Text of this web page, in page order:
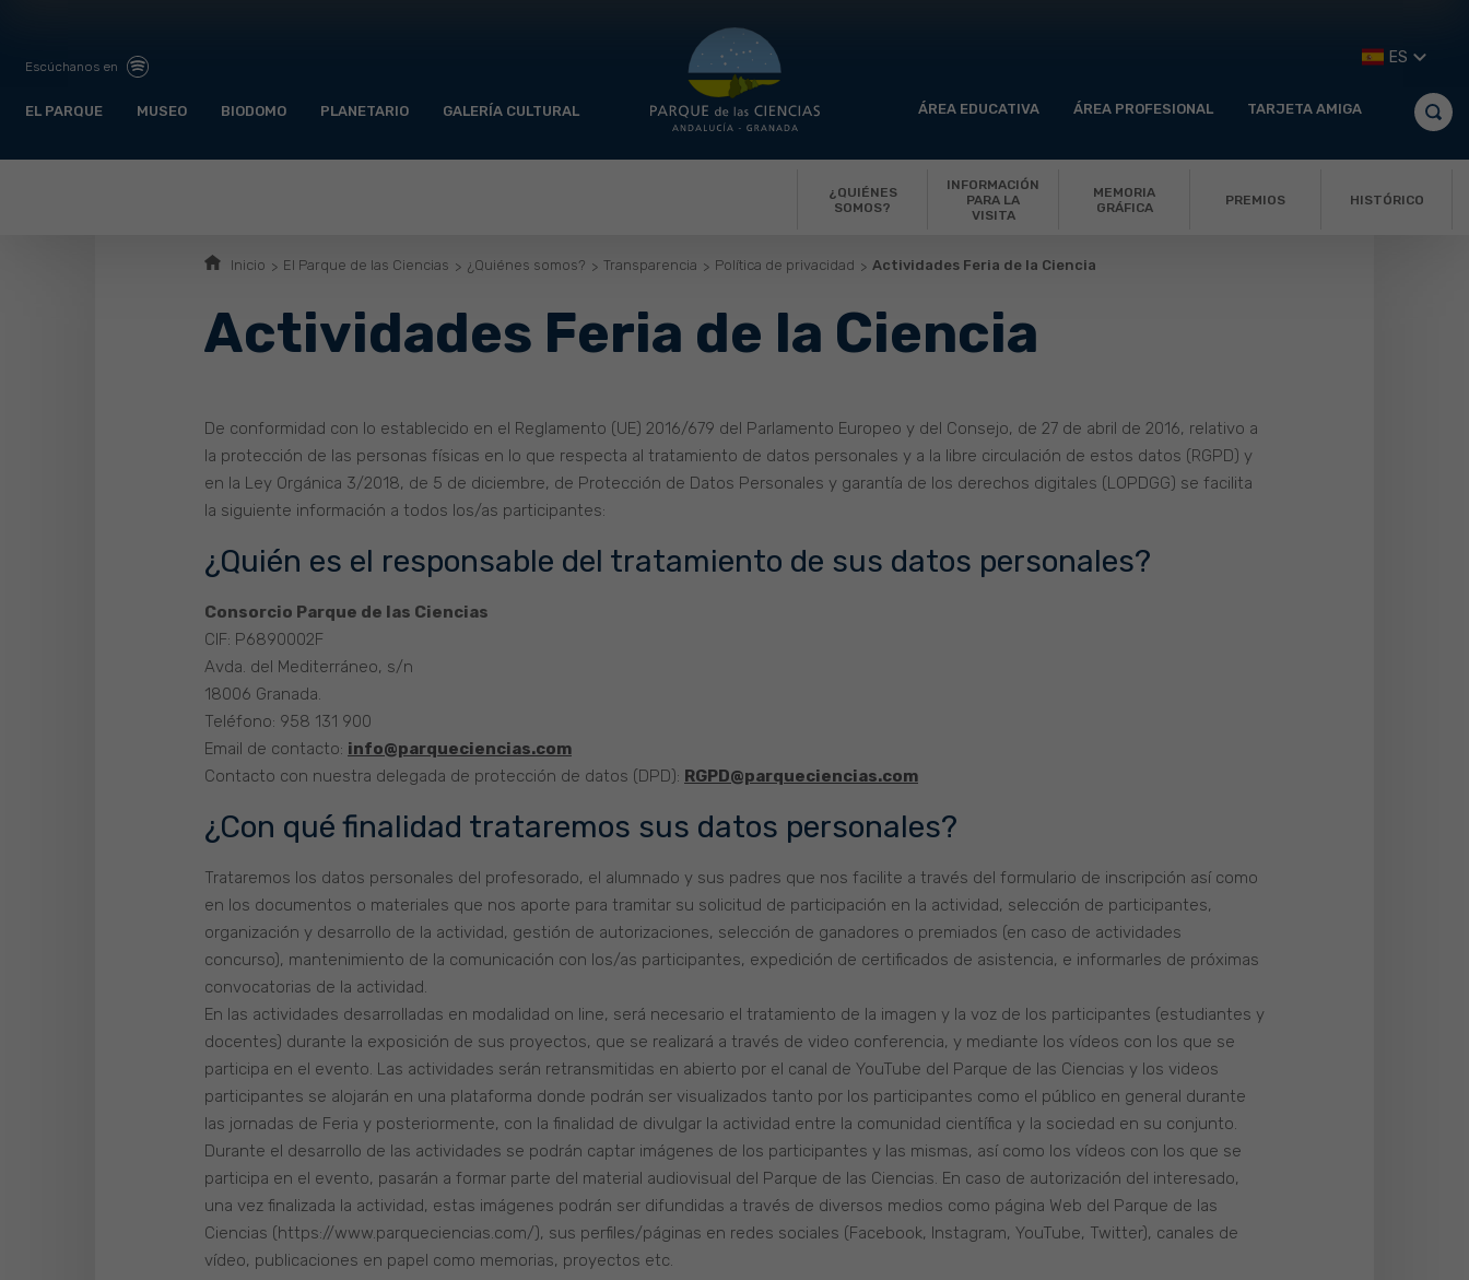
Escúchanos en
EL PARQUE MUSEO BIODOMO PLANETARIO GALERÍA CULTURAL ÁREA EDUCATIVA ÁREA PROFESIONAL TARJETA AMIGA
ES
¿QUIÉNES
SOMOS?
INFORMACIÓN
PARA LA
VISITA
MEMORIA
GRÁFICA
PREMIOS HISTÓRICO
Inicio El Parque de las Ciencias ¿Quiénes somos? Transparencia Política de privacidad Actividades Feria de la Ciencia
Actividades Feria de la Ciencia
De conformidad con lo establecido en el Reglamento (UE) 2016/679 del Parlamento Europeo y del Consejo, de 27 de abril de 2016, relativo a
la protección de las personas físicas en lo que respecta al tratamiento de datos personales y a la libre circulación de estos datos (RGPD) y
en la Ley Orgánica 3/2018, de 5 de diciembre, de Protección de Datos Personales y garantía de los derechos digitales (LOPDGG) se facilita
la siguiente información a todos los/as participantes:
¿Quién es el responsable del tratamiento de sus datos personales?
Consorcio Parque de las Ciencias
CIF: P6890002F
Avda. del Mediterráneo, s/n
18006 Granada.
Teléfono: 958 131 900
Email de contacto: info@parqueciencias.com
Contacto con nuestra delegada de protección de datos (DPD): RGPD@parqueciencias.com
¿Con qué finalidad trataremos sus datos personales?
Trataremos los datos personales del profesorado, el alumnado y sus padres que nos facilite a través del formulario de inscripción así como
en los documentos o materiales que nos aporte para tramitar su solicitud de participación en la actividad, selección de participantes,
organización y desarrollo de la actividad, gestión de autorizaciones, selección de ganadores o premiados (en caso de actividades
concurso), mantenimiento de la comunicación con los/as participantes, expedición de certificados de asistencia, e informarles de próximas
convocatorias de la actividad.
En las actividades desarrolladas en modalidad on line, será necesario el tratamiento de la imagen y la voz de los participantes (estudiantes y
docentes) durante la exposición de sus proyectos, que se realizará a través de video conferencia, y mediante los vídeos con los que se
participa en el evento. Las actividades serán retransmitidas en abierto por el canal de YouTube del Parque de las Ciencias y los videos
participantes se alojarán en una plataforma donde podrán ser visualizados tanto por los participantes como el público en general durante
las jornadas de Feria y posteriormente, con la finalidad de divulgar la actividad entre la comunidad científica y la sociedad en su conjunto.
Durante el desarrollo de las actividades se podrán captar imágenes de los participantes y las mismas, así como los vídeos con los que se
participa en el evento, pasarán a formar parte del material audiovisual del Parque de las Ciencias. En caso de autorización del interesado,
una vez finalizada la actividad, estas imágenes podrán ser difundidas a través de diversos medios como página Web del Parque de las
Ciencias (https://www.parqueciencias.com/), sus perfiles/páginas en redes sociales (Facebook, Instagram, YouTube, Twitter), canales de
vídeo, publicaciones en papel como memorias, proyectos etc.